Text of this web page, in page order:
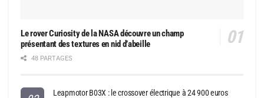
Le rover Curiosity de la NASA découvre un champ
présentant des textures en nid d’abeille
48 PARTAGES
Leapmotor B03X : le crossover électrique à 24 900 euros